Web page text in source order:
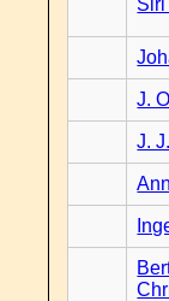
Siri
J.
J.